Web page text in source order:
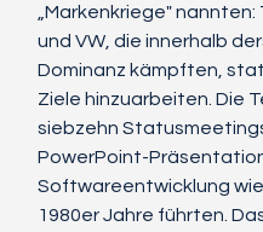
„Markenkriege"
und VW, die innerhalb
Dominanz kämpften,
Ziele hinzuarbeiten. Die
siebzehn
PowerPoint-
Softwareentwicklung
1980er Jahre führten.